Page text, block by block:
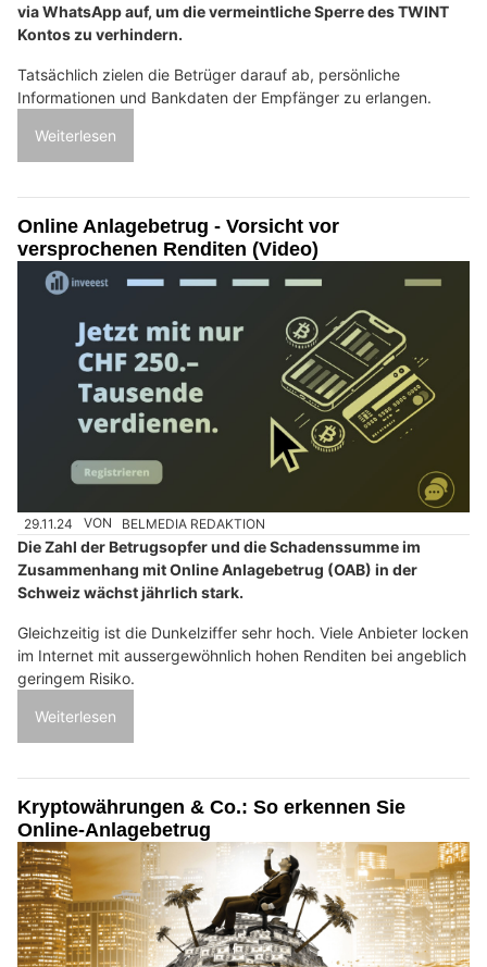
via WhatsApp auf, um die vermeintliche Sperre des TWINT
Kontos zu verhindern.
Tatsächlich zielen die Betrüger darauf ab, persönliche
Informationen und Bankdaten der Empfänger zu erlangen.
Weiterlesen
Online Anlagebetrug - Vorsicht vor
versprochenen Renditen (Video)
29.11.24 VON BELMEDIA REDAKTION
Die Zahl der Betrugsopfer und die Schadenssumme im
Zusammenhang mit Online Anlagebetrug (OAB) in der
Schweiz wächst jährlich stark.
Gleichzeitig ist die Dunkelziffer sehr hoch. Viele Anbieter locken
im Internet mit aussergewöhnlich hohen Renditen bei angeblich
geringem Risiko.
Weiterlesen
Kryptowährungen & Co.: So erkennen Sie
Online-Anlagebetrug